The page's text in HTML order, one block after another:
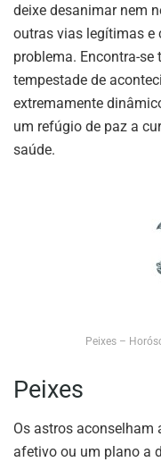
deixe desanimar nem
outras vias legítimas e
problema. Encontra-
tempestade de
extremamente
um refúgio de paz a
saúde.
Peixes –
Peixes
Os astros aconselham
afetivo ou um plano a